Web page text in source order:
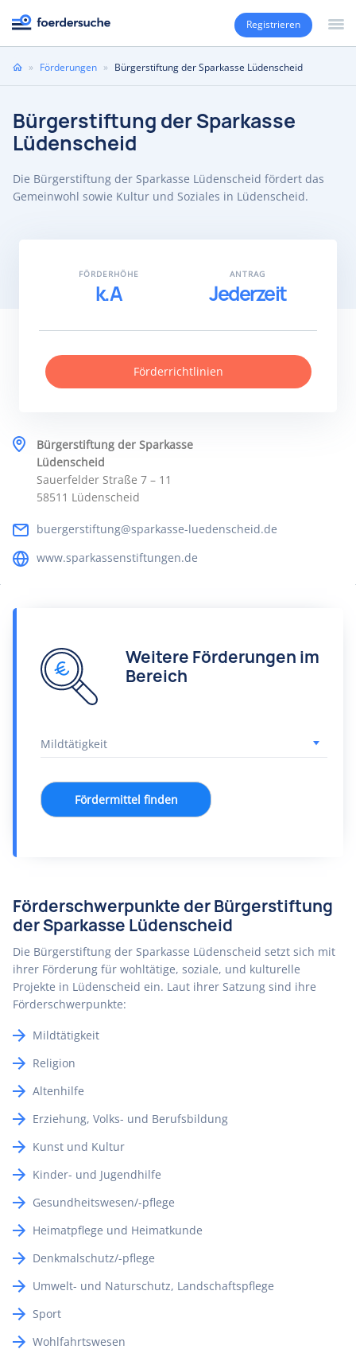
Registrieren
Sie» Förderungen » Bürgerstiftung der Sparkasse Lüdenscheid
Bürgerstiftung der Sparkasse
Lüdenscheid
Die Bürgerstiftung der Sparkasse Lüdenscheid fördert das
Gemeinwohl sowie Kultur und Soziales in Lüdenscheid.
Bürgerstiftung der Sparkasse
Lüdenscheid
Sauerfelder Straße 7 – 11
58511 Lüdenscheid
buergerstiftung@sparkasse-luedenscheid.de
www.sparkassenstiftungen.de
FÖRDERHÖHE
k.A
ANTRAG
Jederzeit
Förderrichtlinien
Weitere Förderungen im
Bereich
Fördermittel finden
Förderschwerpunkte der Bürgerstiftung
der Sparkasse Lüdenscheid
Die Bürgerstiftung der Sparkasse Lüdenscheid setzt sich mit
ihrer Förderung für wohltätige, soziale, und kulturelle
Projekte in Lüdenscheid ein. Laut ihrer Satzung sind ihre
Förderschwerpunkte:
Mildtätigkeit
Religion
Altenhilfe
Erziehung, Volks- und Berufsbildung
Kunst und Kultur
Kinder- und Jugendhilfe
Gesundheitswesen/-pflege
Heimatpflege und Heimatkunde
Denkmalschutz/-pflege
Umwelt- und Naturschutz, Landschaftspflege
Sport
Wohlfahrtswesen